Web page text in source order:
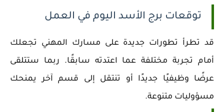
توقعات برج الأسد اليوم في العمل
قد تطرأ تطورات جديدة على مسارك المهني تجعلك
أمام تجربة مختلفة عما اعتدته سابقًا. ربما ستتلقى
عرضًا وظيفيًا جديدًا أو تنتقل إلى قسم آخر يمنحك
مسؤوليات متنوعة.